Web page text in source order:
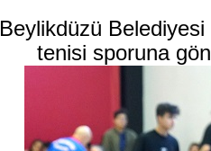
Beylikdüzü
tenisi sporuna